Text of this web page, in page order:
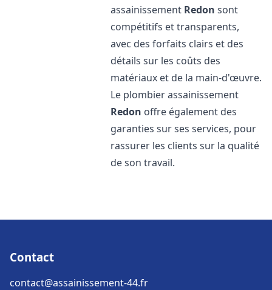
assainissement Redon sont
compétitifs et transparents,
avec des forfaits clairs et des
détails sur les coûts des
matériaux et de la main-d'œuvre.
Le plombier assainissement
Redon offre également des
garanties sur ses services, pour
rassurer les clients sur la qualité
de son travail.
Contact
contact@assainissement-44.fr